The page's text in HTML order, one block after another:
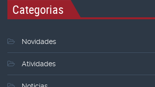
Categorias
Novidades
Atividades